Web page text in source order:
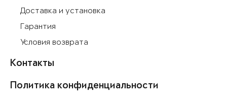
Доставка и установка
Гарантия
Условия возврата
Контакты
Политика конфиденциальности